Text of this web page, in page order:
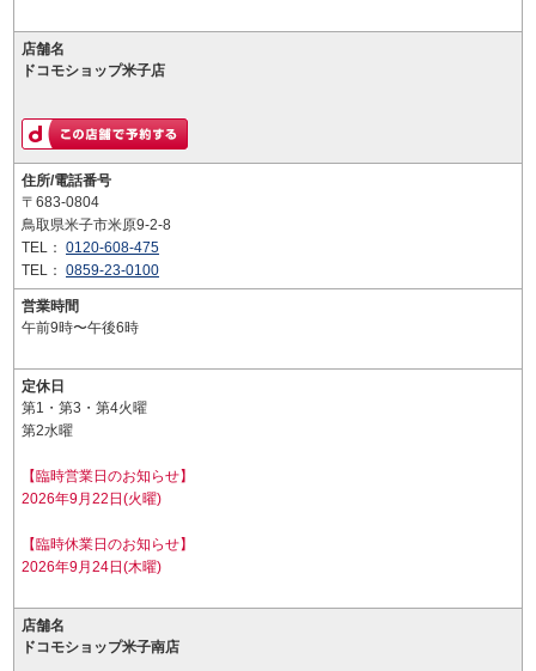
店舗名
ドコモショップ米子店
住所/電話番号
〒683-0804
鳥取県米子市米原9-2-8
TEL： 0120-608-475
TEL： 0859-23-0100
営業時間
午前9時〜午後6時
定休日
第1・第3・第4火曜
第2水曜
【臨時営業日のお知らせ】
2026年9月22日(火曜)
【臨時休業日のお知らせ】
2026年9月24日(木曜)
店舗名
ドコモショップ米子南店